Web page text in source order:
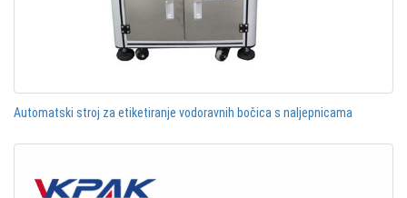
Automatski stroj za etiketiranje vodoravnih bočica s naljepnicama